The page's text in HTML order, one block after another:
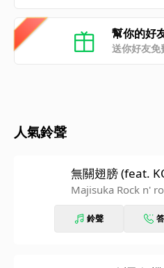
幫你的好
送你好友免
人氣鈴聲
無關翅膀 (feat.
Majisuka Rock n'
鈴聲